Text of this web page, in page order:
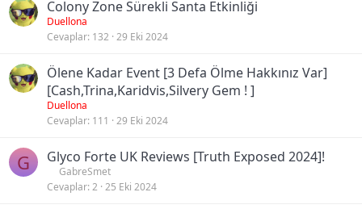
Colony Zone Sürekli Santa Etkinliği
Duellona
Cevaplar 132 29 Eki 2024
Ölene Kadar Event [3 Defa Ölme Hakkınız Var]
[Cash,Trina,Karidvis,Silvery Gem ! ]
Duellona
Cevaplar 111 29 Eki 2024
G Glyco Forte UK Reviews [Truth Exposed 2024]!
GabreSmet
Cevaplar 2 25 Eki 2024